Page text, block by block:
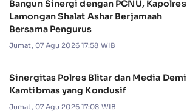
Bangun Sinergi dengan PCNU, Kapolres
Lamongan Shalat Ashar Berjamaah
Bersama Pengurus
Jumat, 07 Agu 2026 17:58 WIB
Sinergitas Polres Blitar dan Media Demi
Kamtibmas yang Kondusif
Jumat, 07 Agu 2026 17:08 WIB